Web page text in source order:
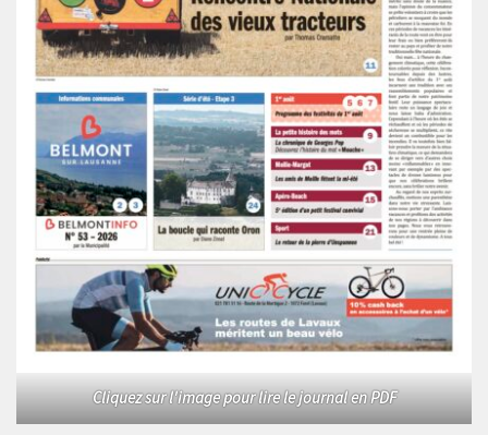
Cliquez sur l'image pour lire le journal en PDF